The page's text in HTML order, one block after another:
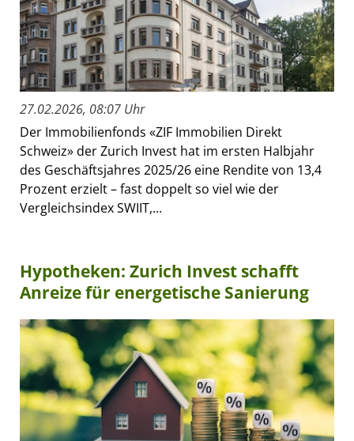
27.02.2026, 08:07 Uhr
Der Immobilienfonds «ZIF Immobilien Direkt
Schweiz» der Zurich Invest hat im ersten Halbjahr
des Geschäftsjahres 2025/26 eine Rendite von 13,4
Prozent erzielt – fast doppelt so viel wie der
Vergleichsindex SWIIT,...
Hypotheken: Zurich Invest schafft
Anreize für energetische Sanierung